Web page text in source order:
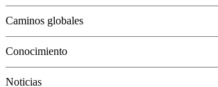
Jóvenes
Adultos
Grandes
Conservación
Caminos globales
Conocimiento
Noticias